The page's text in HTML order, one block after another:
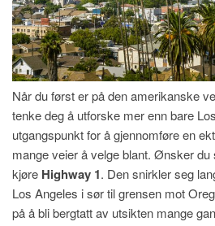
Når du først er på den amerikanske
tenke deg å utforske mer enn bare
utgangspunkt for å gjennomføre en
mange veier å velge blant. Ønsker
kjøre Highway 1. Den snirkler seg
Los Angeles i sør til grensen mot
på å bli bergtatt av utsikten mange